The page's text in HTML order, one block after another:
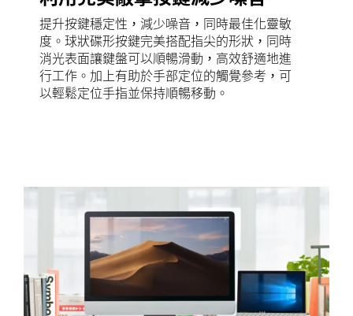
提升按鍵穩定性，減少噪音，同時最佳化靈敏
度。球狀碟形按鍵完美搭配指尖的形狀，同時
消光表面讓鍵盤可以順暢滑動，高效舒適地進
行工作。加上有助於手部定位的觸覺參考，可
以輕鬆定位手指並保持順暢移動。